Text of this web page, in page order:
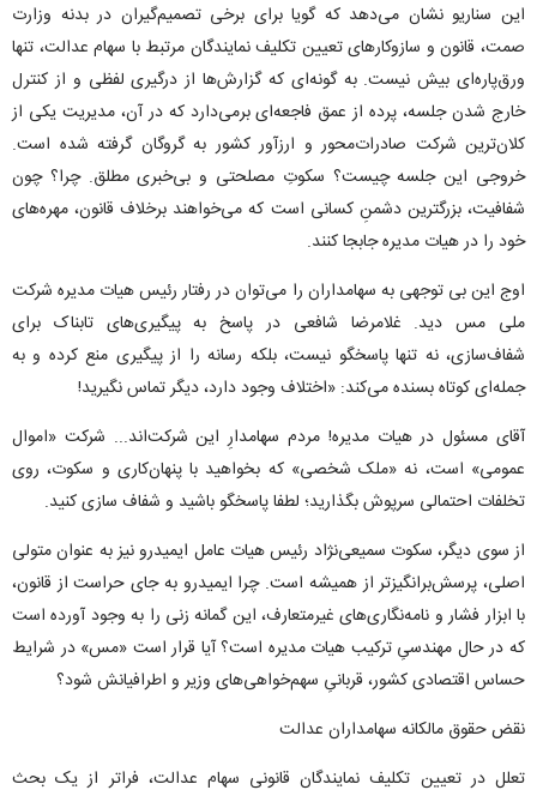
این سناریو نشان می‌دهد که گویا برای برخی تصمیم‌گیران در بدنه وزارت
صمت، قانون و سازوکار‌های تعیین تکلیف نمایندگان مرتبط با سهام عدالت، تنها
ورق‌پاره‌ای بیش نیست. به گونه‌ای که گزارش‌ها از درگیری لفظی و از کنترل
خارج شدن جلسه، پرده از عمق فاجعه‌ای برمی‌دارد که در آن، مدیریت یکی از
کلان‌ترین شرکت صادرات‌محور و ارزآور کشور به گروگان گرفته شده است.
خروجی این جلسه چیست؟ سکوتِ مصلحتی و بی‌خبری مطلق. چرا؟ چون
شفافیت، بزرگترین دشمنِ کسانی است که می‌خواهند برخلاف قانون، مهره‌های
خود را در هیات مدیره جابجا کنند.
اوج این بی توجهی به سهامداران را می‌توان در رفتار رئیس هیات مدیره شرکت
ملی مس دید. غلامرضا شافعی در پاسخ به پیگیری‌های تابناک برای
شفاف‌سازی، نه تنها پاسخگو نیست، بلکه رسانه را از پیگیری منع کرده و به
جمله‌ای کوتاه بسنده می‌کند: «اختلاف وجود دارد، دیگر تماس نگیرید!
آقای مسئول در هیات مدیره! مردم سهامدارِ این شرکت‌اند... شرکت «اموال
عمومی» است، نه «ملک شخصی» که بخواهید با پنهان‌کاری و سکوت، روی
تخلفات احتمالی سرپوش بگذارید؛ لطفا پاسخگو باشید و شفاف سازی کنید.
از سوی دیگر، سکوت سمیعی‌نژاد رئیس هیات عامل ایمیدرو نیز به عنوان متولی
اصلی، پرسش‌برانگیزتر از همیشه است. چرا ایمیدرو به جای حراست از قانون،
با ابزار فشار و نامه‌نگاری‌های غیرمتعارف، این گمانه زنی را به وجود آورده است
که در حال مهندسیِ ترکیب هیات مدیره است؟ آیا قرار است «مس» در شرایط
حساس اقتصادی کشور، قربانیِ سهم‌خواهی‌های وزیر و اطرافیانش شود؟
نقض حقوق مالکانه سهامداران عدالت
تعلل در تعیین تکلیف نمایندگان قانونی سهام عدالت، فراتر از یک بحث